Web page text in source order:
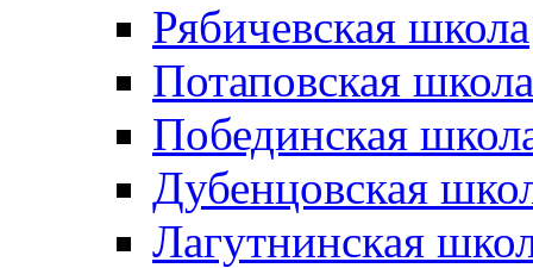
Рябичевская школа
Потаповская школа
Побединская
Дубенцовская
Лагутнинская